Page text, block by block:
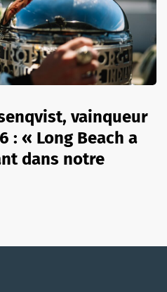
vainqueur
: « Long Beach a
dans notre